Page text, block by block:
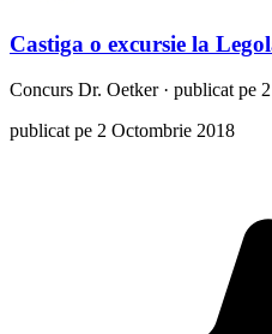
Castiga o excursie la
Concurs Dr. Oetker· publicat pe
publicat pe 2 Octombrie 2018